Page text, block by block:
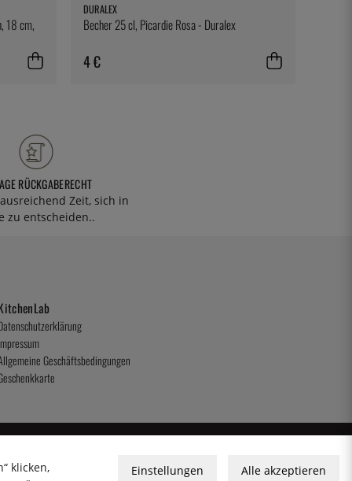
18 cm,
DURALEX
Becher 25 cl, Picardie Rosa - Duralex
4 €
RÜCKGABERECHT
Zeit, sich in
zu entscheiden..
Geschäftsbedingungen
klicken,
Einstellungen Alle akzeptieren